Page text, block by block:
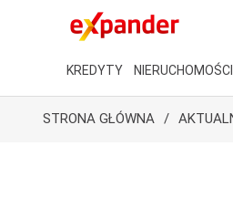
KREDYTY NIERUCHOMOŚCI
STRONA GŁÓWNA